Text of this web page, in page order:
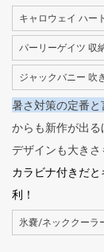
キャロウェイ ハー
パーリーゲイツ 収
ジャックバニー 吹
暑さ対策の定番と
からも新作が出る
デザインも大き
カラビナ付きだ
利！
氷嚢/ネッククーラ